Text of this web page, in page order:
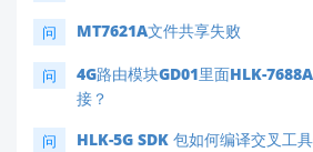
问 MT7621A文件共享失败
问
4G路由模块GD01里面HLK-
接？
问
HLK-5G SDK 包如何编译交叉工